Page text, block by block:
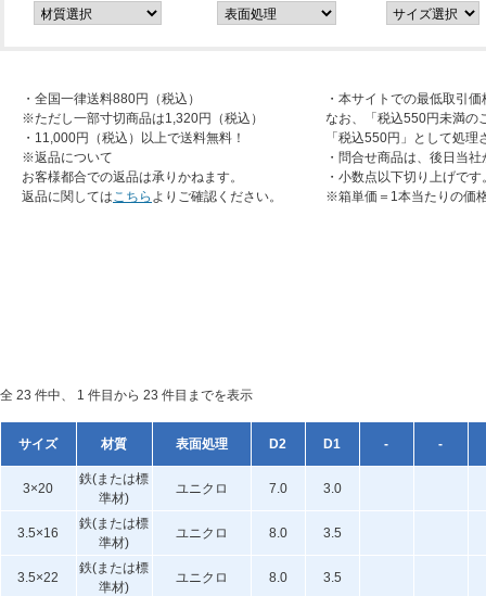
・全国一律送料880円（税込）
※ただし一部寸切商品は1,320円（税込）
・11,000円（税込）以上で送料無料！
※返品について
お客様都合での返品は承りかねます。
返品に関してはこちら よりご確認ください。
・本サイトでの最低取引
なお、「税込550円未満の
「税込550円」として処
・問合せ商品は、後日当
・小数点以下切り上げです
※箱単価＝1本当たりの価
全 23 件中、 1 件目から 23 件目までを表示
サイズ 材質 表面処理 D2 D1 - -
3×20
鉄(または標
準材)
ユニクロ 7.0 3.0
3.5×16
鉄(または標
準材)
ユニクロ 8.0 3.5
3.5×22
鉄(または標
準材)
ユニクロ 8.0 3.5